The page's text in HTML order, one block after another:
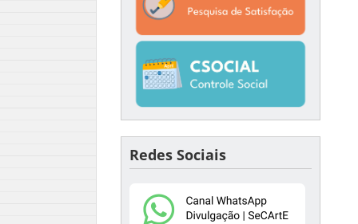
Redes Sociais